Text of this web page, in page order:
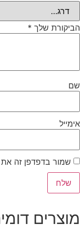
הביקורת שלך *
שם
אימייל
שמור בדפדפן זה
מוצרים